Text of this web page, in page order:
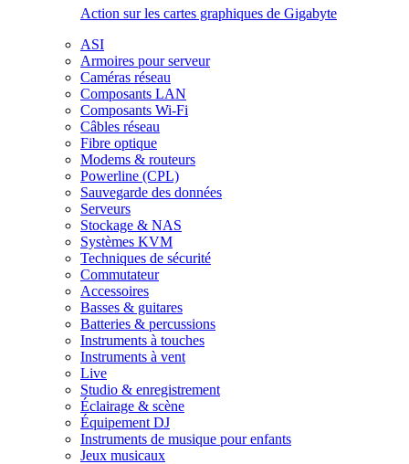
Action sur les cartes graphiques de Gigabyte
ASI
Armoires pour serveur
Caméras réseau
Composants LAN
Composants Wi-Fi
Câbles réseau
Fibre optique
Modems & routeurs
Powerline (CPL)
Sauvegarde des données
Serveurs
Stockage & NAS
Systèmes KVM
Techniques de sécurité
Commutateur
Accessoires
Basses & guitares
Batteries & percussions
Instruments à touches
Instruments à vent
Live
Studio & enregistrement
Éclairage & scène
Équipement DJ
Instruments de musique pour enfants
Jeux musicaux